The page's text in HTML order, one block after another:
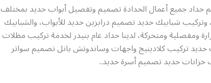
حداد جميع أعمال الحدادة تصميم وتفصيل أبواب حديد بمختلف
وتركيب شبابيك حديد تصميم درابزين حديد للأبواب، والشبابيك
ومفصلية ومتحركة، لدينا حداد عام بنيدر لخدمة تركيب مظلات
حديد تركيب كلادينيج واجهات وساندوتش بانل تصميم سواتر
حديد تصميم أسرة حديد..